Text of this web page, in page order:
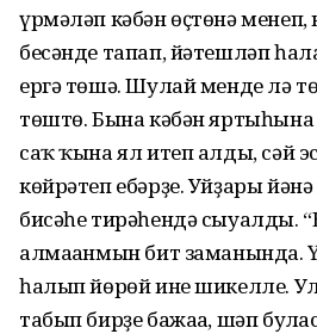
үрмәләп кәбән өҫтөнә менеп,
бесәнде тапап, йәтешләп
ергә төшә. Шулай менде лә
төштө. Бына кәбән яртыһына
саҡ ҡына ял итеп алды, сәй
көйрәтеп ебәрҙе. Уйҙары
бисәһе тирәһендә сыуалды.
алмағанмын бит заманында.
һалып йөрөй ине шикелле.
табып бирҙе бажаға, шәп